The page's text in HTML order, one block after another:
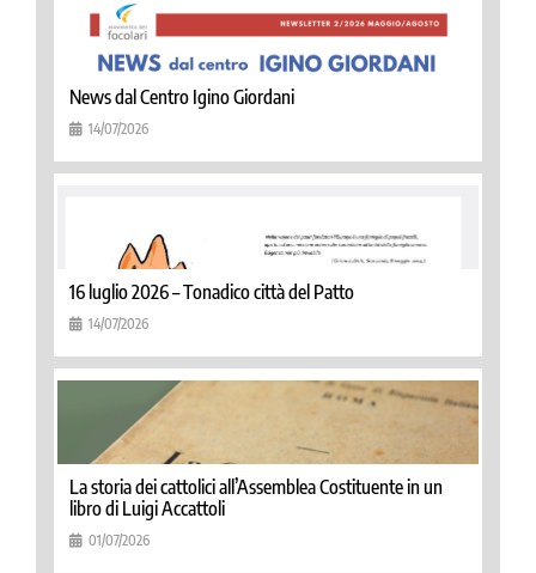
News dal Centro Igino Giordani
14/07/2026
16 luglio 2026 – Tonadico città del Patto
14/07/2026
La storia dei cattolici all’Assemblea Costituente in un
libro di Luigi Accattoli
01/07/2026